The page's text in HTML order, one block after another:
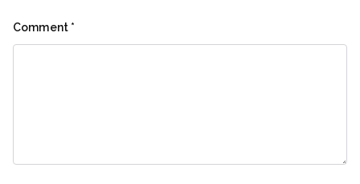
Comment *